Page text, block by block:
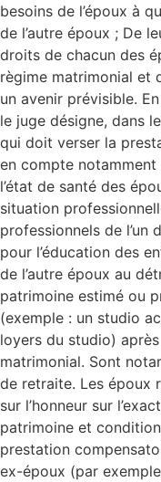
besoins de l’époux à
de l’autre époux ; De
droits de chacun des
règime matrimonial et
un avenir prévisible.
le juge désigne, dans
qui doit verser la
en compte notamment
l’état de santé des
situation
professionnels de l’un
pour l’éducation des
de l’autre époux au
patrimoine estimé ou
(exemple : un studio
loyers du studio)
matrimonial. Sont
de retraite. Les époux
sur l’honneur sur
patrimoine et
prestation
ex-époux (par